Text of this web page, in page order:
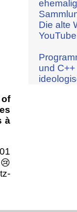
Die alte
und
of
à